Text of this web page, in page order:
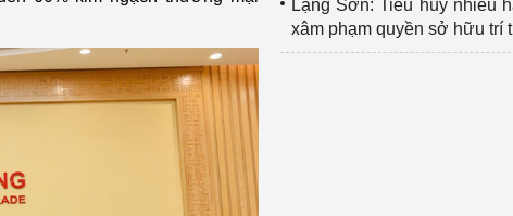
Lạng Sơn: Tiêu hủy nhiều
xâm phạm quyền sở hữu trí